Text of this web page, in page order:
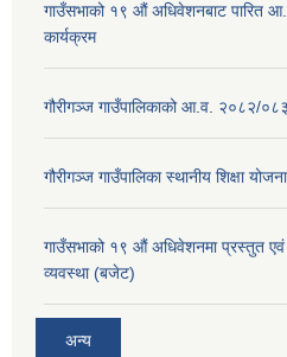
गाउँसभाको १९ औं अधिवेशनबाट पारित
कार्यक्रम
गौरीगञ्ज गाउँपालिकाको आ.व. २०८२/०८३
गौरीगञ्ज गाउँपालिका स्थानीय शिक्षा
गाउँसभाको १९ ‌औं अधिवेशनमा प्रस्तुत एवं
व्यवस्था (बजेट)
अन्य